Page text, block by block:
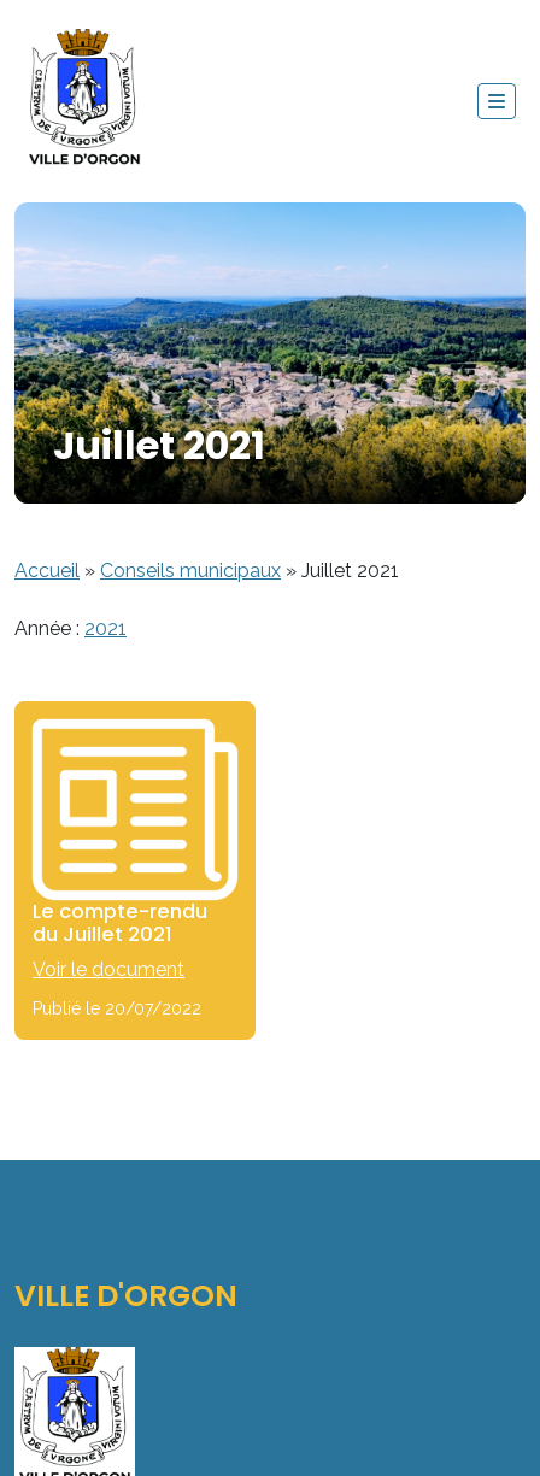
Juillet 2021
Accueil » Conseils municipaux » Juillet 2021
Année : 2021
Le compte-rendu
du Juillet 2021
Voir le document
Publié le 20/07/2022
VILLE D'ORGON